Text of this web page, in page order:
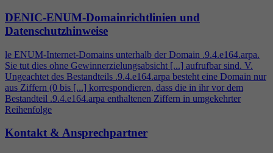
DENIC-ENUM-Domainrichtlinien und
Datenschutzhinweise
le ENUM-Internet-Domains unterhalb der Domain .9.4.e164.arpa.
Sie tut dies ohne Gewinnerzielungsabsicht [...] aufrufbar sind. V.
Ungeachtet des Bestandteils .9.4.e164.arpa besteht eine Domain nur
aus Ziffern (0 bis [...] korrespondieren, dass die in ihr vor dem
Bestandteil .9.4.e164.arpa enthaltenen Ziffern in umgekehrter
Reihenfolge
Kontakt & Ansprechpartner